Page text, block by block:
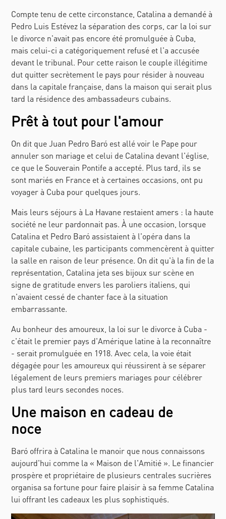
Compte tenu de cette circonstance, Catalina a demandé à
Pedro Luis Estévez la séparation des corps, car la loi sur
le divorce n'avait pas encore été promulguée à Cuba,
mais celui-ci a catégoriquement refusé et l'a accusée
devant le tribunal. Pour cette raison le couple illégitime
dut quitter secrètement le pays pour résider à nouveau
dans la capitale française, dans la maison qui serait plus
tard la résidence des ambassadeurs cubains.
Prêt à tout pour l'amour
On dit que Juan Pedro Baró est allé voir le Pape pour
annuler son mariage et celui de Catalina devant l'église,
ce que le Souverain Pontife a accepté. Plus tard, ils se
sont mariés en France et à certaines occasions, ont pu
voyager à Cuba pour quelques jours.
Mais leurs séjours à La Havane restaient amers : la haute
société ne leur pardonnait pas. À une occasion, lorsque
Catalina et Pedro Baró assistaient à l'opéra dans la
capitale cubaine, les participants commencèrent à quitter
la salle en raison de leur présence. On dit qu'à la fin de la
représentation, Catalina jeta ses bijoux sur scène en
signe de gratitude envers les paroliers italiens, qui
n'avaient cessé de chanter face à la situation
embarrassante.
Au bonheur des amoureux, la loi sur le divorce à Cuba -
c'était le premier pays d'Amérique latine à la reconnaître
- serait promulguée en 1918. Avec cela, la voie était
dégagée pour les amoureux qui réussirent à se séparer
légalement de leurs premiers mariages pour célébrer
plus tard leurs secondes noces.
Une maison en cadeau de
noce
Baró offrira à Catalina le manoir que nous connaissons
aujourd'hui comme la « Maison de l'Amitié ». Le financier
prospère et propriétaire de plusieurs centrales sucrières
organisa sa fortune pour faire plaisir à sa femme Catalina
lui offrant les cadeaux les plus sophistiqués.